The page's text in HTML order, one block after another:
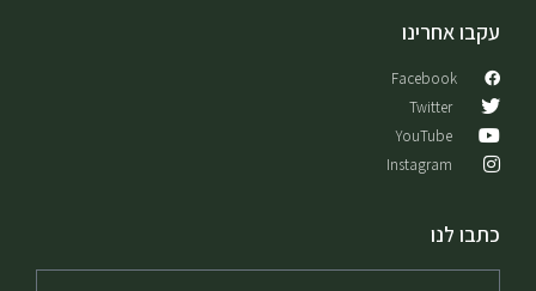
עקבו אחרינו
Facebook
Twitter
YouTube
Instagram
כתבו לנו